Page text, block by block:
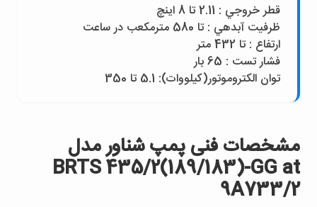
قطر خروجي : 2.11 تا 8 اينچ
ظرفيت آبدهي : تا 580 مترمکعب در ساعت
ارتفاع : تا 432 متر
فشار تست : 65 بار
توان الکتروموتور(کيلووات): 5.1 تا 350
مشخصات فنی پمپ شناور مدل
BRTS 435/2(189/183)-GG at
9A733/2